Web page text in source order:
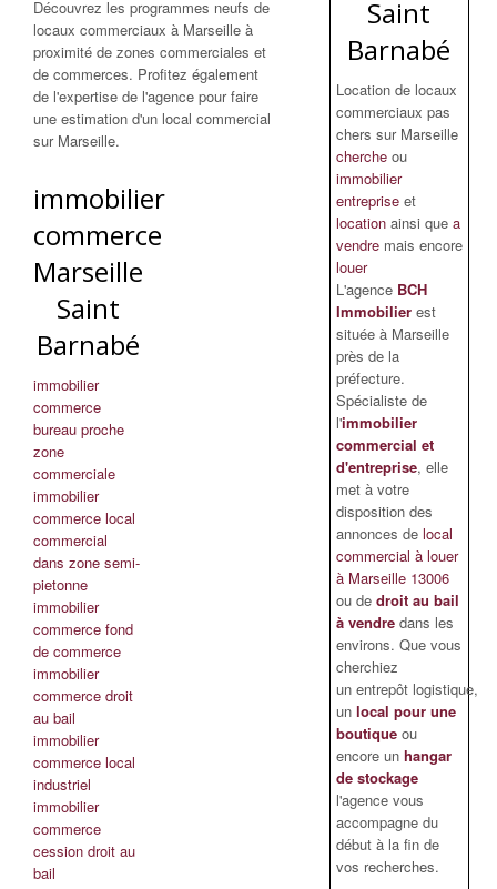
Découvrez les programmes neufs de
locaux commerciaux à Marseille à
proximité de zones commerciales et
de commerces. Profitez également
de l'expertise de l'agence pour faire
une estimation d'un local commercial
sur Marseille.
immobilier
commerce
Marseille
Saint
Barnabé
immobilier
commerce
bureau proche
zone
commerciale
immobilier
commerce local
commercial
dans zone semi-
pietonne
immobilier
commerce fond
de commerce
immobilier
commerce droit
au bail
immobilier
commerce local
industriel
immobilier
commerce
cession droit au
bail
Saint
Barnabé
Location de locaux
commerciaux pas
chers sur Marseille
cherche ou
immobilier
entreprise et
location ainsi que a
vendre mais encore
louer
L'agence BCH
Immobilierest
située à Marseille
près de la
préfecture.
Spécialiste de
l'immobilier
commercial et
d'entreprise, elle
met à votre
disposition des
annonces de local
commercial à louer
à Marseille 13006
ou de droit au bail
à vendredans les
environs. Que vous
cherchiez
un entrepôt logistique,
un local pour une
boutiqueou
encore un hangar
de stockage
l'agence vous
accompagne du
début à la fin de
vos recherches.